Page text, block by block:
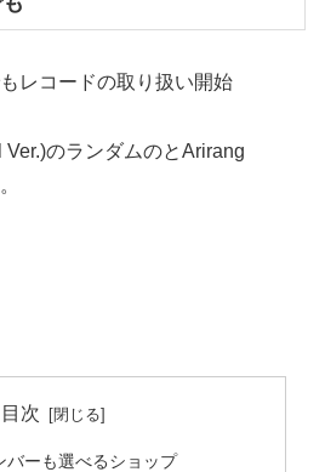
レコードの取り扱い開始
のランダムのとArirang
目次
バーも選べるショップ